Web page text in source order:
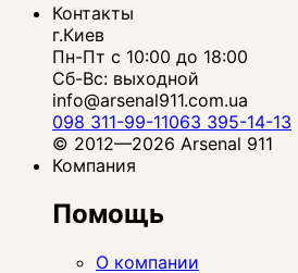
Контакты
г.Киев
Пн-Пт с 10:00 до 18:00
Сб-Вс: выходной
info@arsenal911.com.ua
098 311-99-11063 395-14-13
© 2012—2026 Arsenal 911
Компания
Помощь
О компании